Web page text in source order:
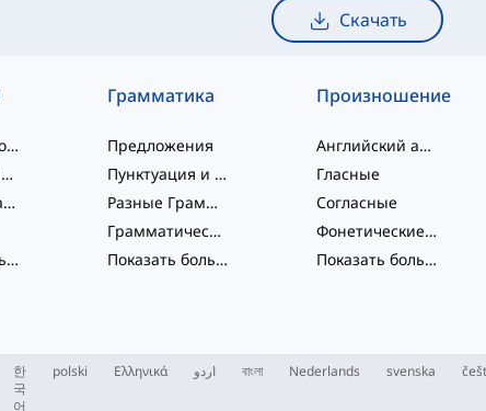
Скачать
слэнговые слова
словосочетания
Фразовые глаголы
Показать больше
Грамматика
Предложения
Пунктуация и Орфография
Разные Грамматические Темы
Грамматические Функции
Показать больше
Произношение
Английский алфавит
Гласные
Согласные
Фонетические концепции
Показать больше
한
국
어
polski Ελληνικά اردو বাংলা Nederlands svenska